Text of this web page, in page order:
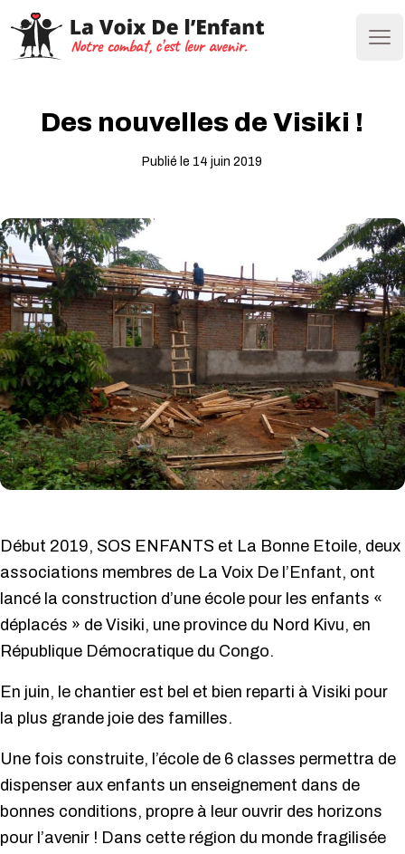
Des nouvelles de Visiki !
Publié le 14 juin 2019
Début 2019, SOS ENFANTS et La Bonne Etoile, deux
associations membres de La Voix De l’Enfant, ont
lancé la construction d’une école pour les enfants «
déplacés » de Visiki, une province du Nord Kivu, en
République Démocratique du Congo.
En juin, le chantier est bel et bien reparti à Visiki pour
la plus grande joie des familles.
Une fois construite, l’école de 6 classes permettra de
dispenser aux enfants un enseignement dans de
bonnes conditions, propre à leur ouvrir des horizons
pour l’avenir ! Dans cette région du monde fragilisée